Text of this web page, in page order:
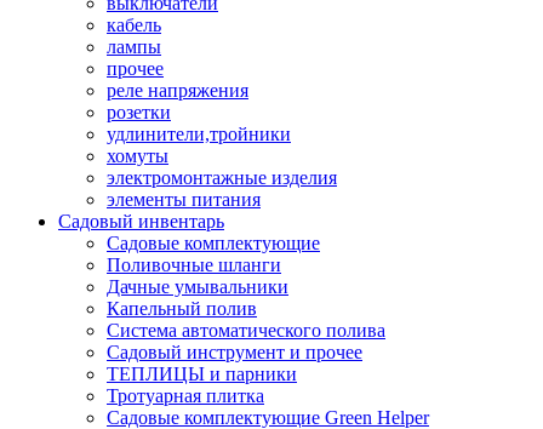
кабель
лампы
прочее
реле напряжения
розетки
удлинители,тройники
хомуты
электромонтажные изделия
элементы питания
Садовый инвентарь
Садовые комплектующие
Поливочные шланги
Дачные умывальники
Капельный полив
Система автоматического полива
Садовый инструмент и прочее
ТЕПЛИЦЫ и парники
Тротуарная плитка
Садовые комплектующие Green Helper